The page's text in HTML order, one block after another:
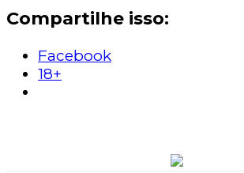
Compartilhe isso:
Facebook
18+